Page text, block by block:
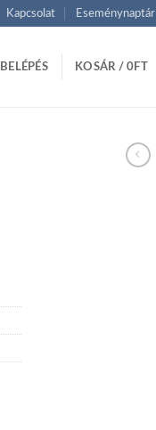
Kapcsolat Eseménynaptár
BELÉPÉS KOSÁR /0FT